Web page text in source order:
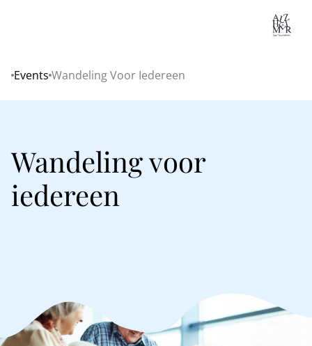
Home
Events Wandeling Voor Iedereen
Wandeling voor
iedereen